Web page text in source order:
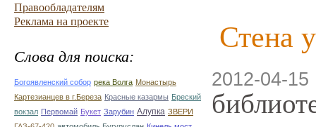
Правообладателям
Реклама на проекте
Слова для поиска:
Богоявленский собор река Волга Монастырь
Картезианцев в г.Береза Красные казармы Бреский
вокзал Первомай Букет Зарубин Алупка ЗВЕРИ
Стена
2012-04-15